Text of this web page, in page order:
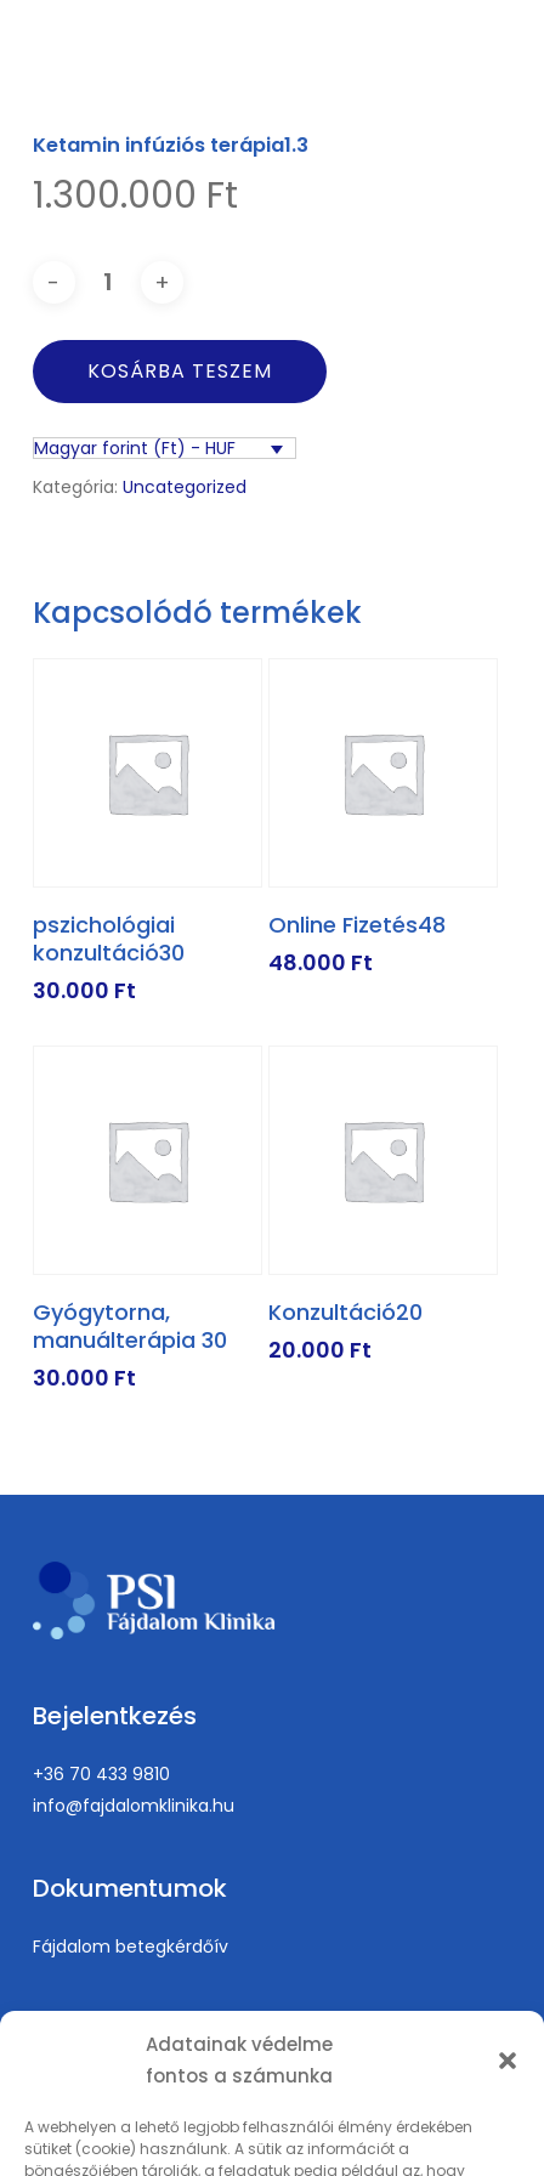
Adatainak védelme
fontos a számunka
A webhelyen a lehető legjobb felhasználói élmény érdekében
sütiket (cookie) használunk. A sütik az információt a
böngészőjében tárolják, a feladatuk pedig például az, hogy
Ketamin infúziós terápia1.3
1.300.000 Ft
KOSÁRBA TESZEM
Magyar forint (Ft) - HUF
Kategória: Uncategorized
Kapcsolódó termékek
KOSÁRBA TESZEM
pszichológiai
konzultáció30
30.000 Ft
KOSÁRBA TESZEM
Online Fizetés48
48.000 Ft
KOSÁRBA TESZEM
Gyógytorna,
manuálterápia 30
30.000 Ft
KOSÁRBA TESZEM
Konzultáció20
20.000 Ft
Bejelentkezés
+36 70 433 9810
info@fajdalomklinika.hu
Dokumentumok
Fájdalom betegkérdőív
Információk
Karrier
Orvosképzés